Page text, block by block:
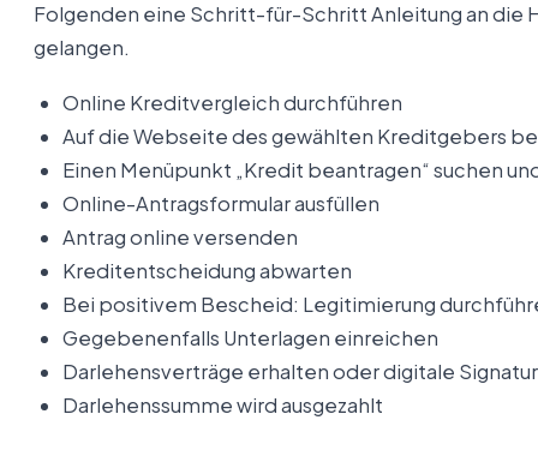
Folgenden eine Schritt-für-Schritt Anleitung an die
gelangen.
Online Kreditvergleich durchführen
Auf die Webseite des gewählten Kreditgebers
Einen Menüpunkt „Kredit beantragen“ suchen
Online-Antragsformular ausfüllen
Antrag online versenden
Kreditentscheidung abwarten
Bei positivem Bescheid: Legitimierung
Gegebenenfalls Unterlagen einreichen
Darlehensverträge erhalten oder digitale Signatur
Darlehenssumme wird ausgezahlt